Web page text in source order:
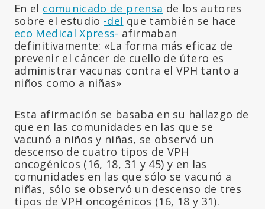
En el comunicado de prensa de los autores
sobre el estudio -del que también se hace
eco Medical Xpress- afirmaban
definitivamente: «La forma más eficaz de
prevenir el cáncer de cuello de útero es
administrar vacunas contra el VPH tanto a
niños como a niñas»
Esta afirmación se basaba en su hallazgo de
que en las comunidades en las que se
vacunó a niños y niñas, se observó un
descenso de cuatro tipos de VPH
oncogénicos (16, 18, 31 y 45) y en las
comunidades en las que sólo se vacunó a
niñas, sólo se observó un descenso de tres
tipos de VPH oncogénicos (16, 18 y 31).